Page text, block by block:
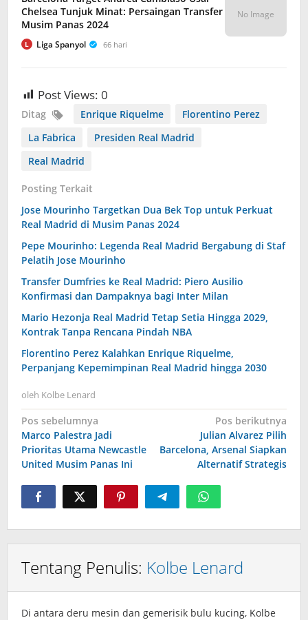
Chelsea Tunjuk Minat: Persaingan Transfer
Musim Panas 2024
L Liga Spanyol 66 hari
No Image
Post Views: 0
Ditag Enrique Riquelme
Florentino Perez
La Fabrica
Presiden Real Madrid
Real Madrid
Posting Terkait
Jose Mourinho Targetkan Dua Bek Top untuk Perkuat
Real Madrid di Musim Panas 2024
Pepe Mourinho: Legenda Real Madrid Bergabung di Staf
Pelatih Jose Mourinho
Transfer Dumfries ke Real Madrid: Piero Ausilio
Konfirmasi dan Dampaknya bagi Inter Milan
Mario Hezonja Real Madrid Tetap Setia Hingga 2029,
Kontrak Tanpa Rencana Pindah NBA
Florentino Perez Kalahkan Enrique Riquelme,
Perpanjang Kepemimpinan Real Madrid hingga 2030
oleh Kolbe Lenard
Navigasi
pos
Pos sebelumnya
Marco Palestra Jadi
Prioritas Utama Newcastle
United Musim Panas Ini
Pos berikutnya
Julian Alvarez Pilih
Barcelona, Arsenal Siapkan
Alternatif Strategis
Tentang Penulis: Kolbe Lenard
Di antara deru mesin dan gemerisik bulu kucing, Kolbe